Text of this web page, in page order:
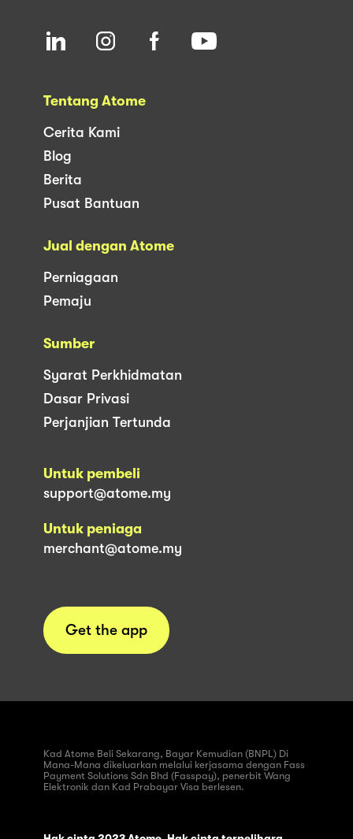
Tentang Atome
Cerita Kami
Blog
Berita
Pusat Bantuan
Jual dengan Atome
Perniagaan
Pemaju
Sumber
Syarat Perkhidmatan
Dasar Privasi
Perjanjian Tertunda
Untuk pembeli
support@atome.my
Untuk peniaga
merchant@atome.my
Get the app
Kad Atome Beli Sekarang, Bayar Kemudian (BNPL) Di
Mana-Mana dikeluarkan melalui kerjasama dengan Fass
Payment Solutions Sdn Bhd (Fasspay), penerbit Wang
Elektronik dan Kad Prabayar Visa berlesen.